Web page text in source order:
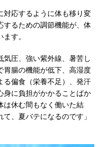
対応するように体も移り変
するための調節機能が、体
す。
気圧、強い紫外線、暑苦し
胃腸の機能が低下、高湿度
る偏食（栄養不足）、発汗
身に負担がかかることばか
は休む間もなく働いた結
、夏バテになるのです」